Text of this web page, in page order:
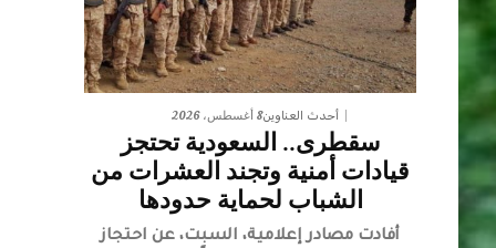
أحدث العناوين8 أغسطس، 2026
سقطرى.. السعودية تحتجز
قيادات أمنية وتجند العشرات من
الشباب لحماية حدودها
أفادت مصادر إعلامية، السبت، عن احتجاز